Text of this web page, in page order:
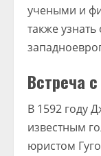
учеными и
также
Встреча
В 1592 году
известным
юристом